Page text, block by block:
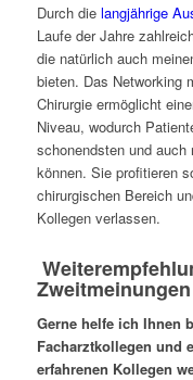
Durch die langjährige
Laufe der Jahre
die natürlich auch
bieten. Das Networking
Chirurgie ermöglicht
Niveau, wodurch
schonendsten und auch
können. Sie profitieren
chirurgischen Bereich
Kollegen verlassen.
Zweitmeinungen
Gerne helfe ich Ihnen
Facharztkollegen und
erfahrenen Kollegen